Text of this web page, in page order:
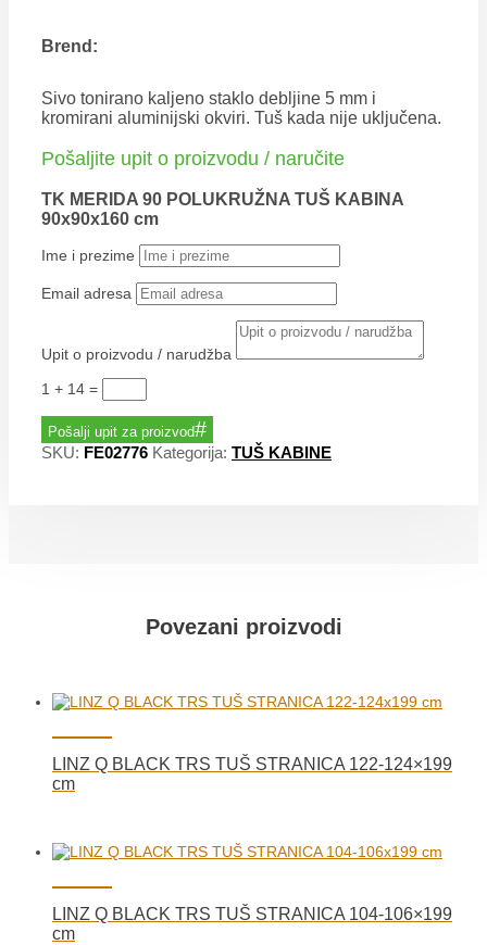
Brend:
Sivo tonirano kaljeno staklo debljine 5 mm i
kromirani aluminijski okviri. Tuš kada nije uključena.
Pošaljite upit o proizvodu / naručite
TK MERIDA 90 POLUKRUŽNA TUŠ KABINA
90x90x160 cm
Ime i prezime
Email adresa
Upit o proizvodu / narudžba
1 + 14 =
Pošalji upit za proizvod
SKU: FE02776 Kategorija: TUŠ KABINE
Povezani proizvodi
LINZ Q BLACK TRS TUŠ STRANICA 122-124×199
cm
LINZ Q BLACK TRS TUŠ STRANICA 104-106×199
cm